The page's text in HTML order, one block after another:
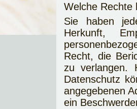
Welche Rechte
Sie haben
Herkunft,
Recht, die
zu verlangen.
Datenschutz
angegebenen
ein